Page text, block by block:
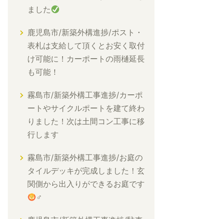
ました
鹿児島市/新築外構進捗/ポスト・
表札は支給して頂くとお安く取付
け可能に！カーポートの雨樋延長
も可能！
霧島市/新築外構工事進捗/カーポ
ートやサイクルポートを建て終わ
りました！次は土間コン工事に移
行します
霧島市/新築外構工事進捗/お庭の
タイルデッキが完成しました！玄
関側から出入りができるお庭です
‍♂